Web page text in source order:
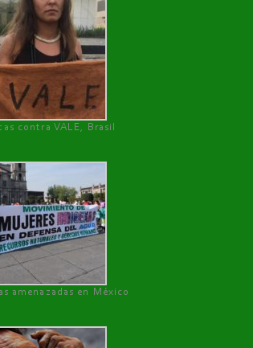
contra VALE, Brasil
amenazadas en México